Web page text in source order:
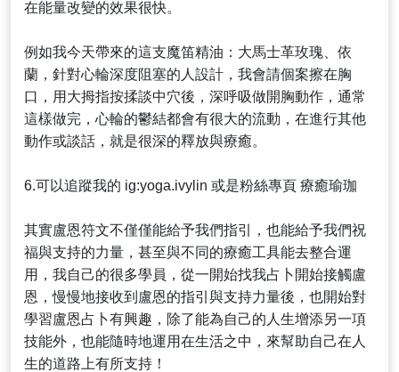
在能量改變的效果很快。
例如我今天帶來的這支魔笛精油：大馬士革玫瑰、依
蘭，針對心輪深度阻塞的人設計，我會請個案擦在胸
口，用大拇指按揉談中穴後，深呼吸做開胸動作，通常
這樣做完，心輪的鬱結都會有很大的流動，在進行其他
動作或談話，就是很深的釋放與療癒。
6.可以追蹤我的 ig:yoga.ivylin 或是粉絲專頁 療癒瑜珈
其實盧恩符文不僅僅能給予我們指引，也能給予我們祝
福與支持的力量，甚至與不同的療癒工具能去整合運
用，我自己的很多學員，從一開始找我占卜開始接觸盧
恩，慢慢地接收到盧恩的指引與支持力量後，也開始對
學習盧恩占卜有興趣，除了能為自己的人生增添另一項
技能外，也能隨時地運用在生活之中，來幫助自己在人
生的道路上有所支持！